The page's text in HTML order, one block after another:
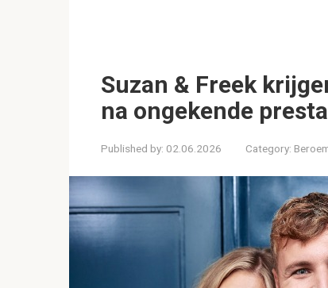
Suzan & Freek
na ongekende
Published by: 02.06.2026 Category: